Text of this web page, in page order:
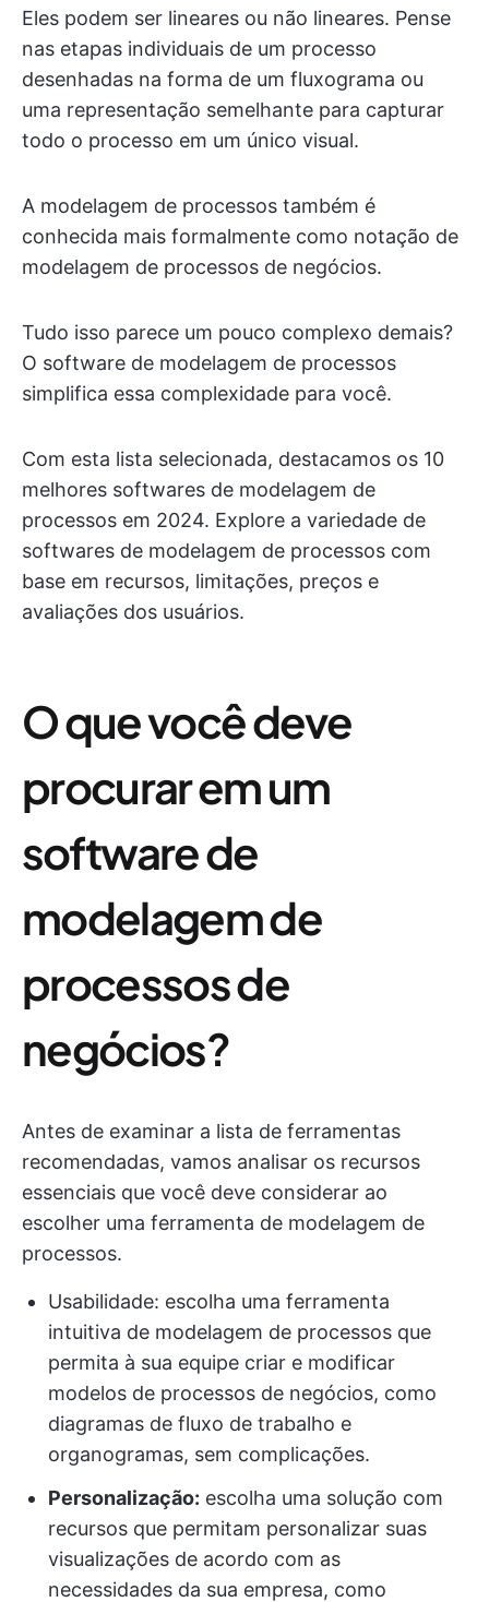
Eles podem ser lineares ou não lineares. Pense
nas etapas individuais de um processo
desenhadas na forma de um fluxograma ou
uma representação semelhante para capturar
todo o processo em um único visual.
A modelagem de processos também é
conhecida mais formalmente como notação de
modelagem de processos de negócios.
Tudo isso parece um pouco complexo demais?
O software de modelagem de processos
simplifica essa complexidade para você.
Com esta lista selecionada, destacamos os 10
melhores softwares de modelagem de
processos em 2024. Explore a variedade de
softwares de modelagem de processos com
base em recursos, limitações, preços e
avaliações dos usuários.
O que você deve
procurar em um
software de
modelagem de
processos de
negócios?
Antes de examinar a lista de ferramentas
recomendadas, vamos analisar os recursos
essenciais que você deve considerar ao
escolher uma ferramenta de modelagem de
processos.
Usabilidade: escolha uma ferramenta
intuitiva de modelagem de processos que
permita à sua equipe criar e modificar
modelos de processos de negócios, como
diagramas de fluxo de trabalho e
organogramas, sem complicações.
Personalização: escolha uma solução com
recursos que permitam personalizar suas
visualizações de acordo com as
necessidades da sua empresa, como